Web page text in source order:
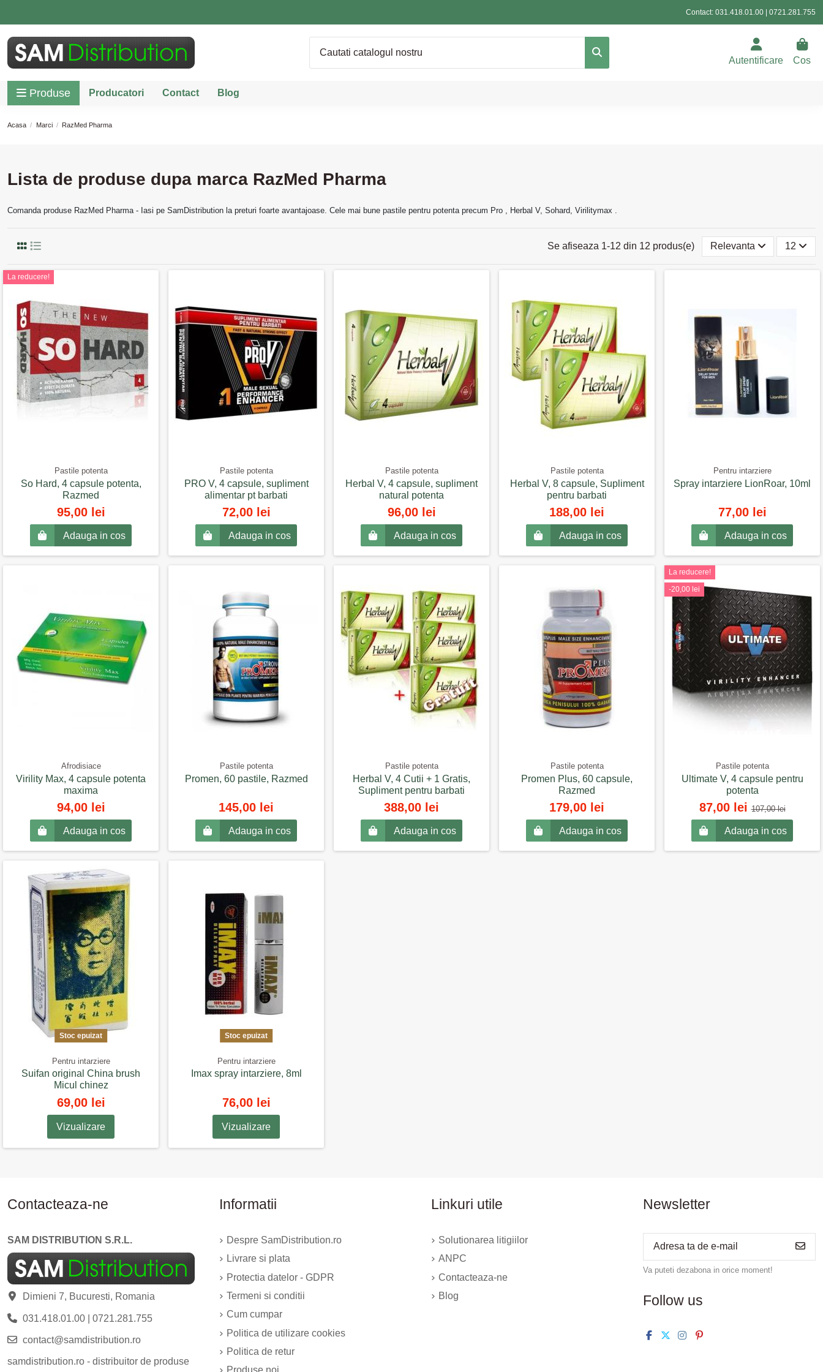
Contact: 031.418.01.00 0721.281.755
Autentificare Cos
Produse Producatori Contact Blog
Acasa Marci RazMed Pharma
Lista de produse dupa marca RazMed Pharma
Comanda produse RazMed Pharma - Iasi pe SamDistribution la preturi foarte avantajoase. Cele mai bune pastile pentru potenta precum Pro , Herbal V, Sohard, Virilitymax .
Se afiseaza 1-12 din 12 produs(e) Relevanta 12
La reducere!
Pastile potenta
So Hard, 4 capsule potenta,
Razmed
95,00 lei
Adauga in cos
Pastile potenta
PRO V, 4 capsule, supliment
alimentar pt barbati
72,00 lei
Adauga in cos
Pastile potenta
Herbal V, 4 capsule, supliment
natural potenta
96,00 lei
Adauga in cos
Pastile potenta
Herbal V, 8 capsule, Supliment
pentru barbati
188,00 lei
Adauga in cos
Pentru intarziere
Spray intarziere LionRoar, 10ml
77,00 lei
Adauga in cos
Afrodisiace
Virility Max, 4 capsule potenta
maxima
94,00 lei
Adauga in cos
Pastile potenta
Promen, 60 pastile, Razmed
145,00 lei
Adauga in cos
Pastile potenta
Herbal V, 4 Cutii + 1 Gratis,
Supliment pentru barbati
388,00 lei
Adauga in cos
Pastile potenta
Promen Plus, 60 capsule,
Razmed
179,00 lei
Adauga in cos
La reducere!
-20,00 lei
Pastile potenta
Ultimate V, 4 capsule pentru
potenta
87,00 lei107,00 lei
Adauga in cos
Stoc epuizat
Pentru intarziere
Suifan original China brush
Micul chinez
69,00 lei
Vizualizare
Stoc epuizat
Pentru intarziere
Imax spray intarziere, 8ml
76,00 lei
Vizualizare
Contacteaza-ne
SAM DISTRIBUTION S.R.L.
Dimieni 7, Bucuresti, Romania
031.418.01.00| 0721.281.755
contact@samdistribution.ro
samdistribution.ro - distribuitor de produse
Informatii
Despre SamDistribution.ro
Livrare si plata
Protectia datelor - GDPR
Termeni si conditii
Cum cumpar
Politica de utilizare cookies
Politica de retur
Linkuri utile
Solutionarea litigiilor
ANPC
Contacteaza-ne
Blog
Newsletter
Va puteti dezabona in orice moment!
Follow us